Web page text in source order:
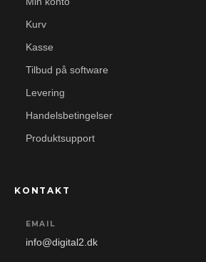
Kurv
Kasse
Tilbud på software
Levering
Handelsbetingelser
Produktsupport
KONTAKT
EMAIL
info@digital2.dk